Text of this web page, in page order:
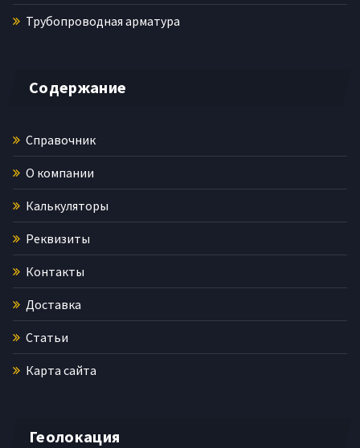
Трубопроводная арматура
Содержание
Справочник
О компании
Калькуляторы
Реквизиты
Контакты
Доставка
Статьи
Карта сайта
Геолокация